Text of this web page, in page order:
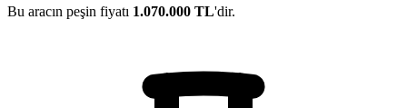
Bu aracın peşin fiyatı 1.070.000 TL'dir.